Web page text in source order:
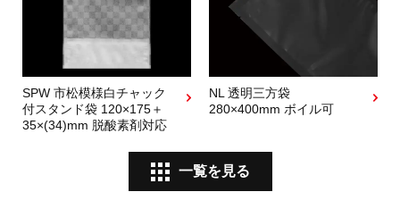
SPW 市松模様白チャック
付スタンド袋 120×175＋
35×(34)mm 脱酸素剤対応
NL 透明三方袋
280×400mm ボイル可
一覧を見る